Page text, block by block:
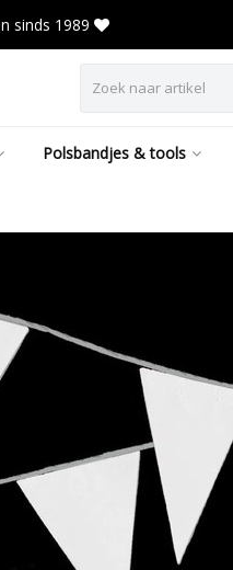
sinds 1989
Polsbandjes & tools